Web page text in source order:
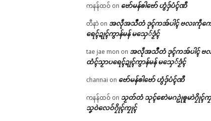
ကနန်ထဝ် on ဗော်မန်ၜါဗော် ဟွံဒှ်ပံၚ်ဏီ
တီနာဲ on အလဵုအသဳတံ ဒုၚ်ကအ်ပါၚ် ဗလးကဵုက
ရေၚ်ဍုၚ်ကွာန်မန် မသှေ်ဒၟံၚ်
tae jae mon on အလဵုအသဳတံ ဒုၚ်ကအ်ပါၚ် ဗလ
ထံၚ်သၟာပရေၚ်ဍုၚ်ကွာန်မန် မသှေ်ဒၟံၚ်
channai on ဗော်မန်ၜါဗော် ဟွံဒှ်ပံၚ်ဏီ
ကနန်ထဝ် on သၟတ်တံ သုၚ်စောဲမဂဥုဲၜူမာဲဂၠိုၚ်
သၞဝဲလေဝ်ဂၠိုၚ်ကၠုၚ်